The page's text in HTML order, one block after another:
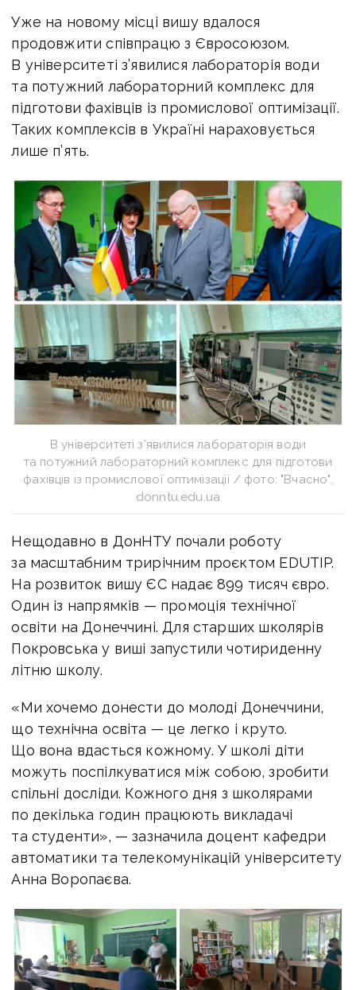
Уже на новому місці вишу вдалося
продовжити співпрацю з Євросоюзом.
В університеті з’явилися лабораторія води
та потужний лабораторний комплекс для
підготови фахівців із промислової оптимізації.
Таких комплексів в Україні нараховується
лише п’ять.
В університеті з’явилися лабораторія води
та потужний лабораторний комплекс для підготови
фахівців із промислової оптимізації / фото: "Вчасно",
donntu.edu.ua
Нещодавно в ДонНТУ почали роботу
за масштабним трирічним проєктом EDUTIP.
На розвиток вишу ЄС надає 899 тисяч євро.
Один із напрямків — промоція технічної
освіти на Донеччині. Для старших школярів
Покровська у виші запустили чотириденну
літню школу.
«Ми хочемо донести до молоді Донеччини,
що технічна освіта — це легко і круто.
Що вона вдасться кожному. У школі діти
можуть поспілкуватися між собою, зробити
спільні досліди. Кожного дня з школярами
по декілька годин працюють викладачі
та студенти», — зазначила доцент кафедри
автоматики та телекомунікацій університету
Анна Воропаєва.